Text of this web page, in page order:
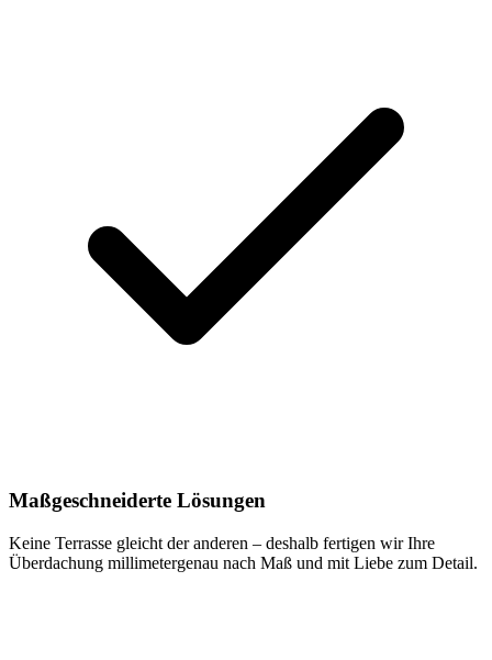
Maßgeschneiderte Lösungen
Keine Terrasse gleicht der anderen – deshalb fertigen wir Ihre
Überdachung millimetergenau nach Maß und mit Liebe zum Detail.